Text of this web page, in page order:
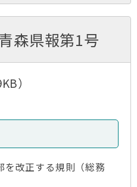
森県報第1号
）
を改正する規則（総務